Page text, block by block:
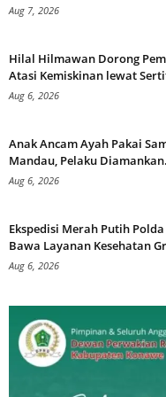
Aug 7, 2026
Hilal Hilmawan Dorong
Atasi Kemiskinan lewat
Aug 6, 2026
Anak Ancam Ayah Pakai
Mandau, Pelaku
Aug 6, 2026
Ekspedisi Merah Putih
Bawa Layanan Kesehatan
Aug 6, 2026